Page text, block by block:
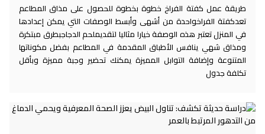
طريقة عمل كفتة الفراخ خطوة بخطوة للحصول على مذاق المطاعم
تعدكفتة الفراخواحدة من أشهى وأبسط الوصفات التي يمكن إعدادها
في المنزل تعتبر هذه الوصفة خيارا مثاليا لتقديملحم الدجاجبطرق مبتكرة
ومذاق شهي ينافس الأطباق المقدمة في المطاعم بفضل مكوناتها
المتنوعة وإضافة التوابل المميزة يمكنك تحضير وجبة مميزة وبأقل
تكلفة جدول